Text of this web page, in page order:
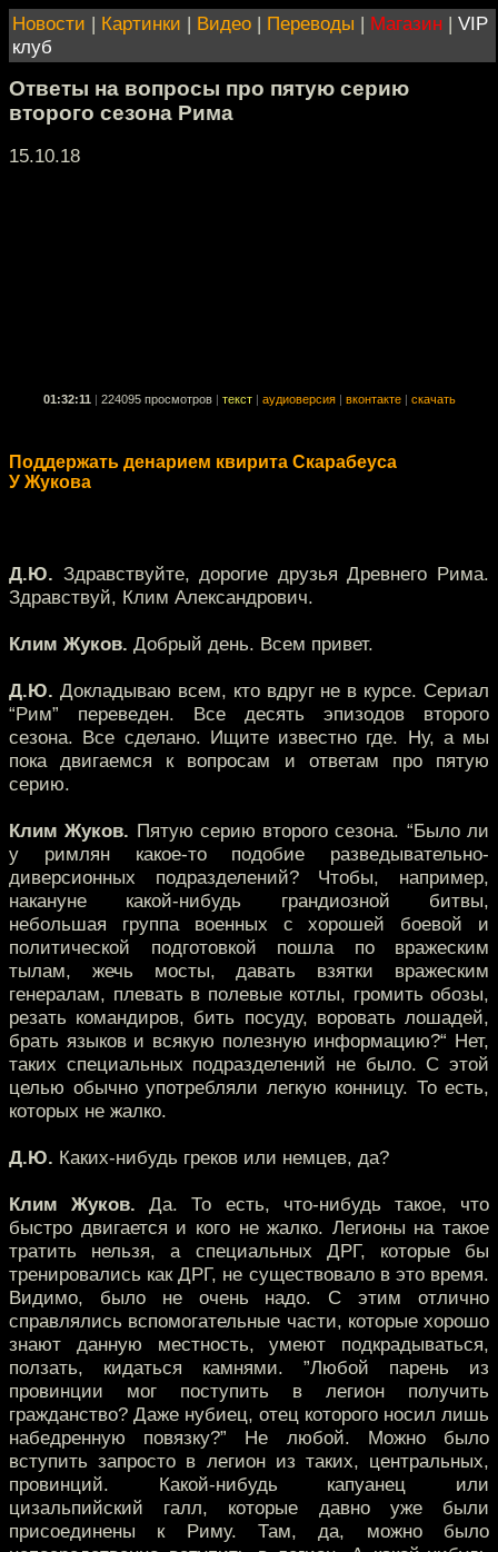
Новости | Картинки | Видео | Переводы | Магазин | VIP
клуб
Ответы на вопросы про пятую серию
второго сезона Рима
15.10.18
01:32:11 224095 просмотров текст аудиоверсия вконтакте скачать
Поддержать денарием квирита Скарабеуса
У Жукова
Д.Ю. Здравствуйте, дорогие друзья Древнего Рима.
Здравствуй, Клим Александрович.
Клим Жуков. Добрый день. Всем привет.
Д.Ю. Докладываю всем, кто вдруг не в курсе. Сериал
“Рим” переведен. Все десять эпизодов второго
сезона. Все сделано. Ищите известно где. Ну, а мы
пока двигаемся к вопросам и ответам про пятую
серию.
Клим Жуков. Пятую серию второго сезона. “Было ли
у римлян какое-то подобие разведывательно-
диверсионных подразделений? Чтобы, например,
накануне какой-нибудь грандиозной битвы,
небольшая группа военных с хорошей боевой и
политической подготовкой пошла по вражеским
тылам, жечь мосты, давать взятки вражеским
генералам, плевать в полевые котлы, громить обозы,
резать командиров, бить посуду, воровать лошадей,
брать языков и всякую полезную информацию?“ Нет,
таких специальных подразделений не было. С этой
целью обычно употребляли легкую конницу. То есть,
которых не жалко.
Д.Ю. Каких-нибудь греков или немцев, да?
Клим Жуков. Да. То есть, что-нибудь такое, что
быстро двигается и кого не жалко. Легионы на такое
тратить нельзя, а специальных ДРГ, которые бы
тренировались как ДРГ, не существовало в это время.
Видимо, было не очень надо. С этим отлично
справлялись вспомогательные части, которые хорошо
знают данную местность, умеют подкрадываться,
ползать, кидаться камнями. ”Любой парень из
провинции мог поступить в легион получить
гражданство? Даже нубиец, отец которого носил лишь
набедренную повязку?” Не любой. Можно было
вступить запросто в легион из таких, центральных,
провинций. Какой-нибудь капуанец или
цизальпийский галл, которые давно уже были
присоединены к Риму. Там, да, можно было